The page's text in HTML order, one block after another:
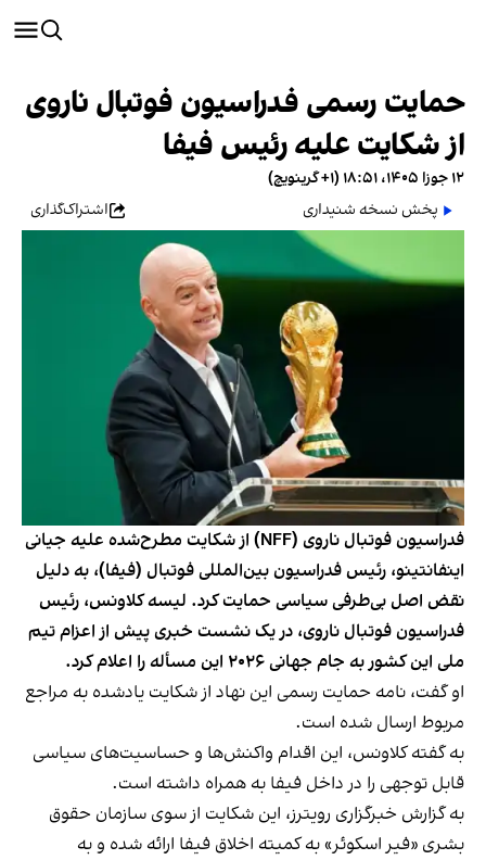
حمایت رسمی فدراسیون فوتبال ناروی
از شکایت علیه رئیس فیفا
۱۲ جوزا ۱۴۰۵، ۱۸:۵۱ (‎+۱ گرینویچ)
پخش نسخه شنیداری
اشتراک‌گذاری
فدراسیون فوتبال ناروی (NFF) از شکایت مطرح‌شده علیه جیانی
اینفانتینو، رئیس فدراسیون بین‌المللی فوتبال (فیفا)، به دلیل
نقض اصل بی‌طرفی سیاسی حمایت کرد. لیسه کلاونس، رئیس
فدراسیون فوتبال ناروی، در یک نشست خبری پیش از اعزام تیم
ملی این کشور به جام جهانی ۲۰۲۶ این مسأله را اعلام کرد.
او گفت، نامه حمایت رسمی این نهاد از شکایت یادشده به مراجع
مربوط ارسال شده است.
به گفته کلاونس، این اقدام واکنش‌ها و حساسیت‌های سیاسی
قابل توجهی را در داخل فیفا به همراه داشته است.
به گزارش خبرگزاری رویترز، این شکایت از سوی سازمان حقوق
بشری «فیر اسکوئر» به کمیته اخلاق فیفا ارائه شده و به